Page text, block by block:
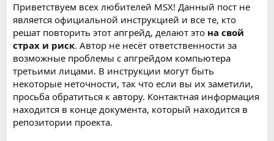
е
м
ы
ч
а
л
а
Приветствуем всех любителей MSX! Данный пост не
является официальной инструкцией и все те, кто
решат повторить этот апгрейд, делают это на свой
страх и риск. Автор не несёт ответственности за
возможные проблемы с апгрейдом компьютера
третьими лицами. В инструкции могут быть
некоторые неточности, так что если вы их заметили,
просьба обратиться к автору. Контактная информация
находится в конце документа, который находится в
репозитории проекта.